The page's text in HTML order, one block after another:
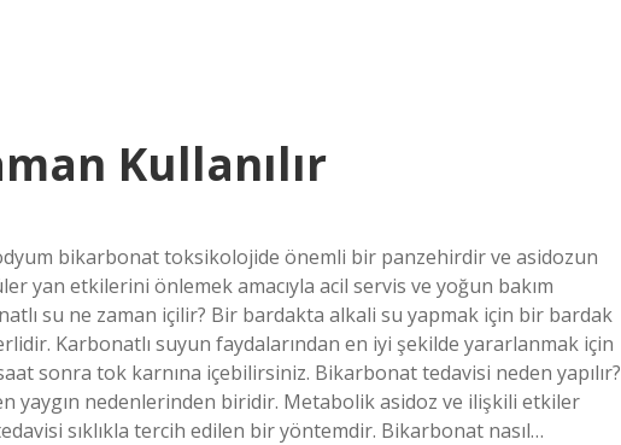
Kullanılır
bikarbonat toksikolojide önemli bir panzehirdir ve asidozun
yan etkilerini önlemek amacıyla acil servis ve yoğun bakım
su ne zaman içilir? Bir bardakta alkali su yapmak için bir bardak
Karbonatlı suyun faydalarından en iyi şekilde yararlanmak için
sonra tok karnına içebilirsiniz. Bikarbonat tedavisi neden yapılır?
yaygın nedenlerinden biridir. Metabolik asidoz ve ilişkili etkiler
sıklıkla tercih edilen bir yöntemdir. Bikarbonat nasıl…